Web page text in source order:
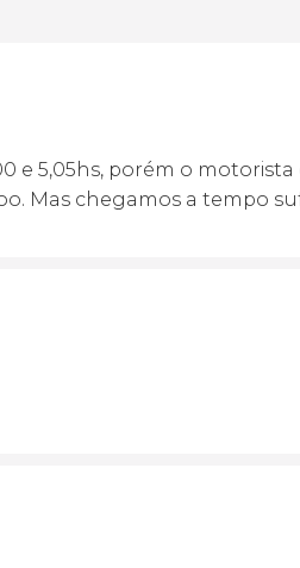
e 5,05hs, porém o
Mas chegamos a tempo